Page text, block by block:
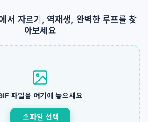
서 자르기, 역재생, 완벽한 루프를 찾
아보세요
파일을 여기에 놓으세요
파일 선택